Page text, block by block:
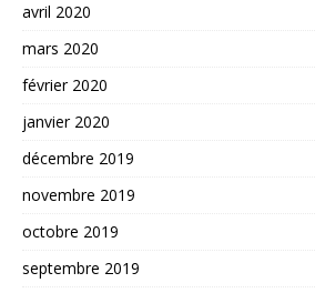
avril 2020
mars 2020
février 2020
janvier 2020
décembre 2019
novembre 2019
octobre 2019
septembre 2019